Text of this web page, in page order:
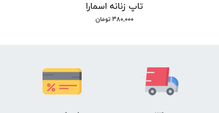
تاپ زنانه اسمارا
۳۸۰,۰۰۰ تومان